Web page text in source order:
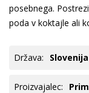
posebnega.
poda v koktajle ali
Država: Slovenija
Proizvajalec: